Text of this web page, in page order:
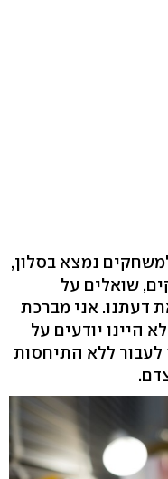
נמצא בסלון,
שואלים על
דעתנו. אני מברכת
היינו יודעים על
לעבור ללא התיחסות